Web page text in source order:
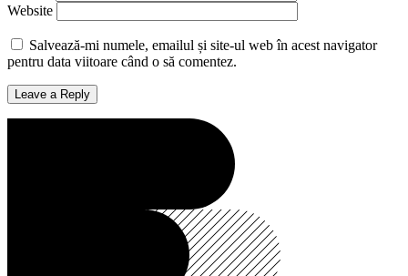
Website
Salvează-mi numele, emailul și site-ul web în acest navigator
pentru data viitoare când o să comentez.